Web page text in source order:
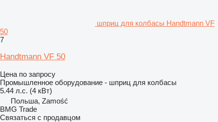
шприц для колбасы Handtmann VF
50
7
Handtmann VF 50
Цена по запросу
Промышленное оборудование - шприц для колбасы
5.44 л.с. (4 кВт)
Польша, Zamość
BMG Trade
Связаться с продавцом